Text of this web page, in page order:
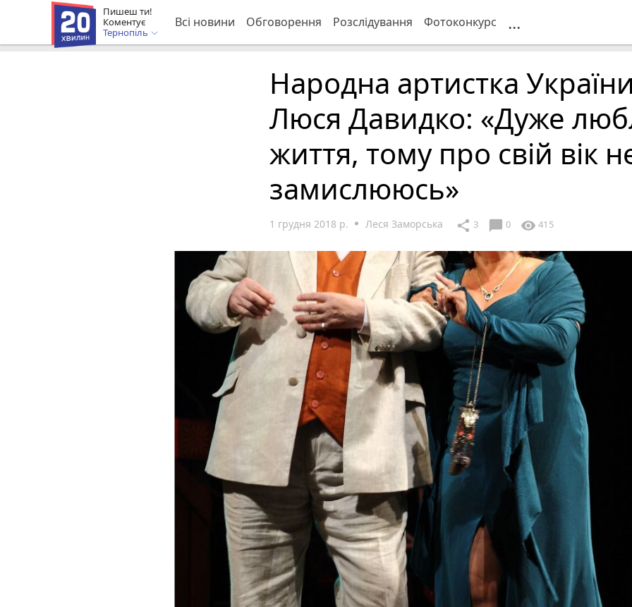
Пишеш ти!
Коментує
Тернопіль
Всі новини Обговорення Розслідування Фотоконкурс ...
Народна артистка
Люся Давидко: «Дуже
життя, тому про свій вік
замислююсь»
1 грудня 2018 р. Леся Заморська share 3 chat_bubble 0 visibility 415